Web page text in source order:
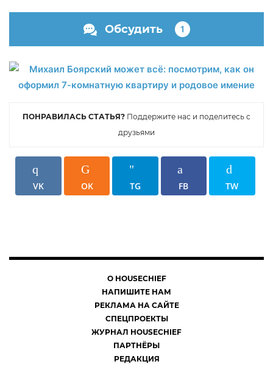
Обсудить 1
ПОНРАВИЛАСЬ СТАТЬЯ? Поддержите нас и поделитесь с
друзьями
VK OK TG FB TW
О HOUSECHIEF
НАПИШИТЕ НАМ
РЕКЛАМА НА САЙТЕ
СПЕЦПРОЕКТЫ
ЖУРНАЛ HOUSECHIEF
ПАРТНЁРЫ
РЕДАКЦИЯ